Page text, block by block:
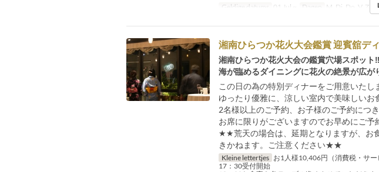
Geldige datums 01 Jul ~ Dagen M, Di, Do, V, Za,
湘南ひらつか花火大会鑑賞 迎賓舘デ
湘南ひらつか花火大会の鑑賞穴場スポット‼
海が臨めるダイニングに花火の絶景が広が
この日の為の特別ディナーをご用意いたし
ゆったり優雅に、涼しい室内で美味しいお
2名様以上のご予約、お子様のご予約につ
お席に限りがございますのでお早めにご予
★★荒天の場合は、延期となりますが、お
きかねます。ご注意ください★★
Kleine lettertjes お1人様10,406円（消費税・サ
17：30受付開始